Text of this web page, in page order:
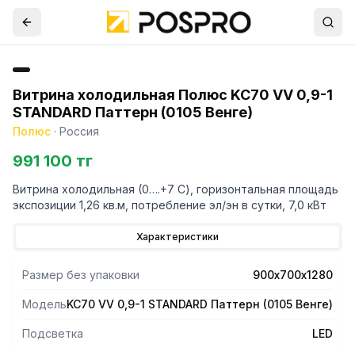
Витрина холодильная Полюс KC70 VV 0,9-1
STANDARD Паттерн (0105 Венге)
Полюс · Россия
991 100 тг
Витрина холодильная (0….+7 С), горизонтальная площадь
экспозиции 1,26 кв.м, потребление эл/эн в сутки, 7,0 кВт
Характеристики
Размер без упаковки 900х700х1280
МодельKC70 VV 0,9-1 STANDARD Паттерн (0105 Венге)
Подсветка LED